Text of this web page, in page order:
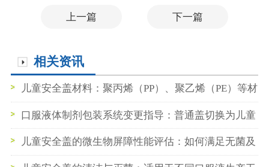
上一篇 下一篇
相关资讯
儿童安全盖材料：聚丙烯（PP）、聚乙烯（PE）等材
料的性能对比与选择策略
口服液体制剂包装系统变更指导：普通盖切换为儿童
安全盖的申报路径与药学桥接研究
儿童安全盖的微生物屏障性能评估：如何满足无菌及